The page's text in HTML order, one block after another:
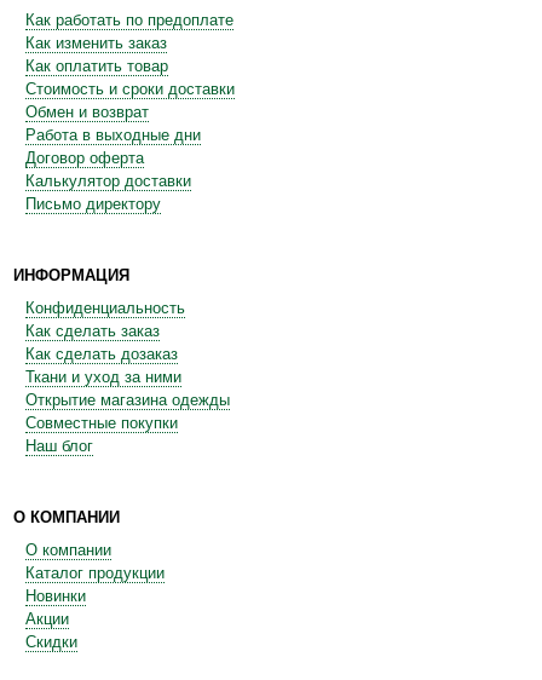
Как работать по предоплате
Как изменить заказ
Как оплатить товар
Стоимость и сроки доставки
Обмен и возврат
Работа в выходные дни
Договор оферта
Калькулятор доставки
Письмо директору
ИНФОРМАЦИЯ
Конфиденциальность
Как сделать заказ
Как сделать дозаказ
Ткани и уход за ними
Открытие магазина одежды
Совместные покупки
Наш блог
О КОМПАНИИ
О компании
Каталог продукции
Новинки
Акции
Скидки